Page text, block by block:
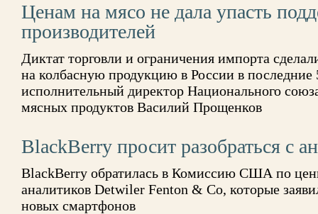
Ценам на мясо не дала упасть
производителей
Диктат торговли и ограничения импорта
на колбасную продукцию в России в последние
исполнительный директор Национального
мясных продуктов Василий Прощенков
BlackBerry просит разобраться с
BlackBerry обратилась в Комиссию США по
аналитиков Detwiler Fenton & Co, которые
новых смартфонов